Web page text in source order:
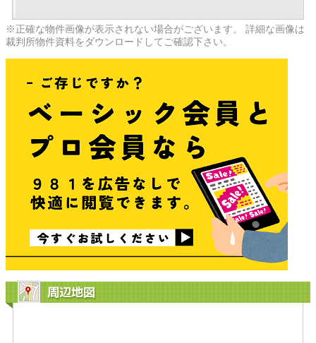
※正確な物件画像が表示されない場合がございます。 詳細な画像は
裁判所物件資料をダウンロードしてご確認下さい。
周辺地図